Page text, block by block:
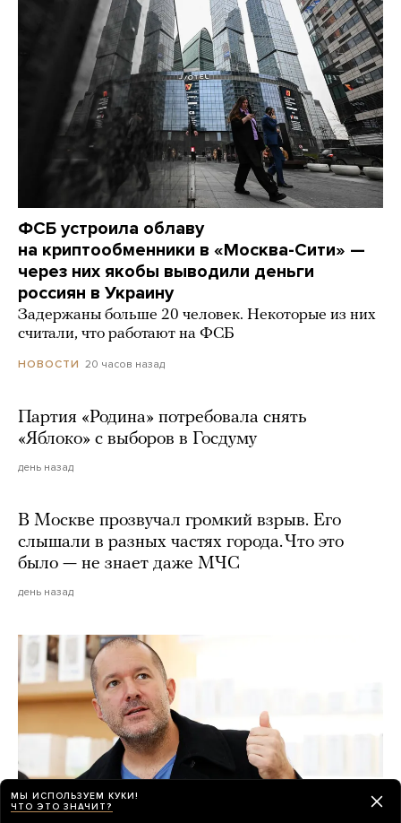
ФСБ устроила облаву
на криптообменники в «Москва-Сити» —
через них якобы выводили деньги
россиян в Украину
Задержаны больше 20 человек. Некоторые из них
считали, что работают на ФСБ
НОВОСТИ 20 часов назад
Партия «Родина» потребовала снять
«Яблоко» с выборов в Госдуму
день назад
В Москве прозвучал громкий взрыв. Его
слышали в разных частях города. Что это
было — не знает даже МЧС
день назад
МЫ ИСПОЛЬЗУЕМ КУКИ!
ЧТО ЭТО ЗНАЧИТ?